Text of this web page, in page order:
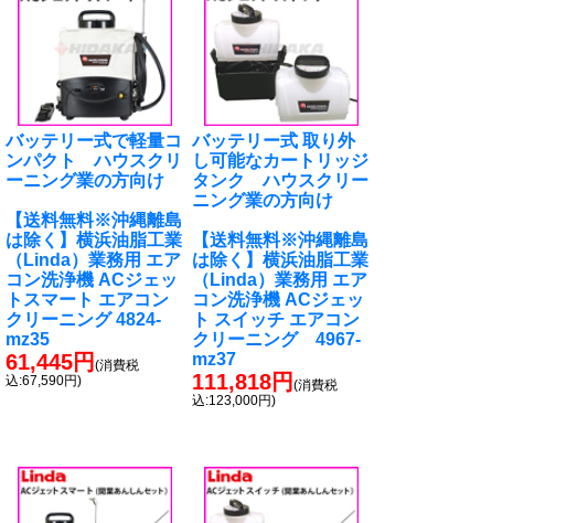
バッテリー式で軽量コ
ンパクト ハウスクリ
ーニング業の方向け
【送料無料※沖縄離島
は除く】横浜油脂工業
（Linda）業務用 エア
コン洗浄機 ACジェッ
トスマート エアコン
クリーニング 4824-
mz35
61,445円(消費税
込:67,590円)
バッテリー式 取り外
し可能なカートリッジ
タンク ハウスクリー
ニング業の方向け
【送料無料※沖縄離島
は除く】横浜油脂工業
（Linda）業務用 エア
コン洗浄機 ACジェッ
ト スイッチ エアコン
クリーニング 4967-
mz37
111,818円(消費税
込:123,000円)